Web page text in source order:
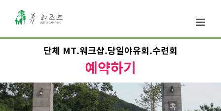
단체 MT.워크샵.당일야유회.수련회
예약하기